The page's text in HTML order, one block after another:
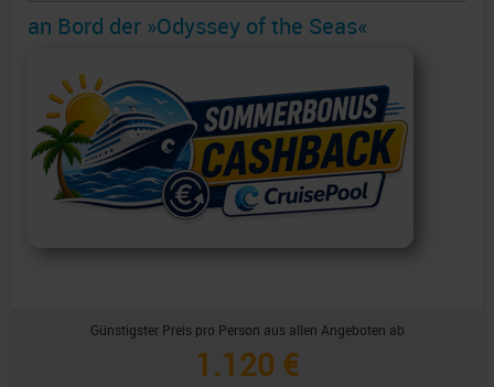
an Bord der »Odyssey of the Seas«
Günstigster Preis pro Person aus allen Angeboten ab
1.120 €